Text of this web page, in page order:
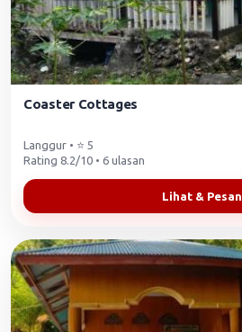
Coaster Cottages
Langgur • ⭐ 5
Rating 8.2/10 • 6 ulasan
Lihat & Pesan